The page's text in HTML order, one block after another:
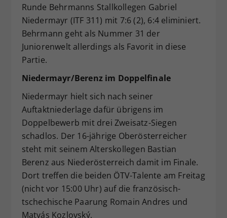
Runde Behrmanns Stallkollegen Gabriel
Niedermayr (ITF 311) mit 7:6 (2), 6:4 eliminiert.
Behrmann geht als Nummer 31 der
Juniorenwelt allerdings als Favorit in diese
Partie.
Niedermayr/Berenz im Doppelfinale
Niedermayr hielt sich nach seiner
Auftaktniederlage dafür übrigens im
Doppelbewerb mit drei Zweisatz-Siegen
schadlos. Der 16-jährige Oberösterreicher
steht mit seinem Alterskollegen Bastian
Berenz aus Niederösterreich damit im Finale.
Dort treffen die beiden ÖTV-Talente am Freitag
(nicht vor 15:00 Uhr) auf die französisch-
tschechische Paarung Romain Andres und
Matyás Kozlovský.